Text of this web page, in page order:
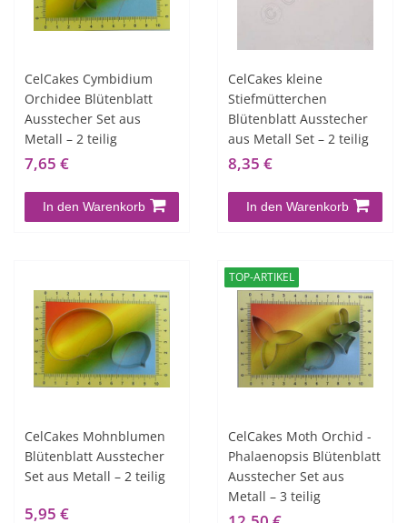
CelCakes Cymbidium
Orchidee Blütenblatt
Ausstecher Set aus
Metall – 2 teilig
7,65 €
In den Warenkorb
CelCakes kleine
Stiefmütterchen
Blütenblatt Ausstecher
aus Metall Set – 2 teilig
8,35 €
In den Warenkorb
CelCakes Mohnblumen
Blütenblatt Ausstecher
Set aus Metall – 2 teilig
5,95 €
TOP-ARTIKEL
CelCakes Moth Orchid -
Phalaenopsis Blütenblatt
Ausstecher Set aus
Metall – 3 teilig